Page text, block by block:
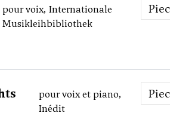
pour voix, Internationale
Musikleihbibliothek
pour voix et piano,
Inédit